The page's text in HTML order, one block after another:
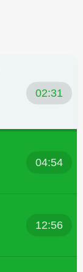
02:31
04:54
12:56